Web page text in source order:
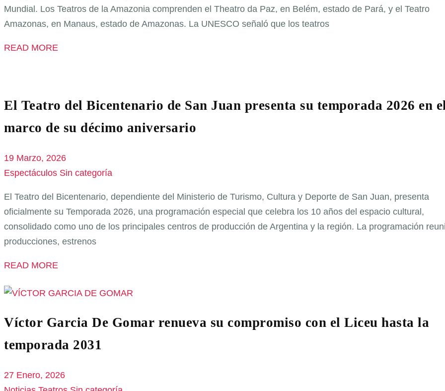
Mundial. Los Teatros de la Amazonia comprenden el Theatro da Paz, en Belém, estado de Pará, y el Teatro
Amazonas, en Manaus, estado de Amazonas. La UNESCO señaló que los teatros
READ MORE
El Teatro del Bicentenario de San Juan presenta su temporada 2026 en
marco de su décimo aniversario
19 Marzo, 2026
Espectáculos Sin categoría
El Teatro del Bicentenario, dependiente del Ministerio de Turismo, Cultura y Deporte de San Juan, presenta
oficialmente su Temporada 2026, una programación especial que celebra los 10 años del espacio cultural,
consolidado como uno de los principales centros de producción de Argentina y la región. La programación
producciones, estrenos
READ MORE
Víctor Garcia De Gomar renueva su compromiso con el Liceu hasta la
temporada 2031
27 Enero, 2026